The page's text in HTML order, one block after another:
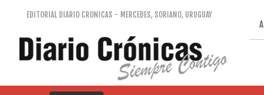
EDITORIAL DIARIO CRONICAS - MERCEDES, SORIANO, URUGUAY